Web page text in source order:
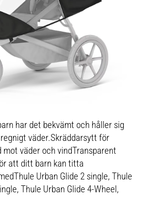
har det bekvämt och håller sig
väder.Skräddarsytt för
mot väder och vindTransparent
att ditt barn kan titta
Urban Glide 2 single, Thule
Thule Urban Glide 4-Wheel,